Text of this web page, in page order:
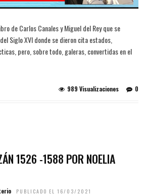
de Carlos Canales y Miguel del Rey que se
Siglo XVI donde se dieron cita estados,
pero, sobre todo, galeras, convertidas en el
0
989 Visualizaciones
1526 -1588 POR NOELIA
PUBLICADO EL 16/03/2021